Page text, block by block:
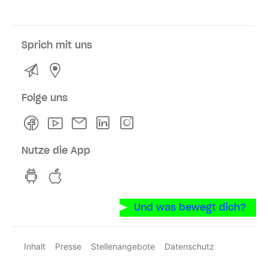
Sprich mit uns
Kontakt
Folge uns
FacebookYoutubeNewsletterLinkedln
Nutze die App
hvv switch App auf GooglePlay
Und was bewegt dich?
Inhalt Presse Stellenangebote
Datenschutz